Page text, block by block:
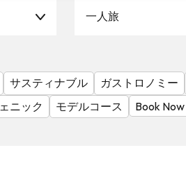
一人旅
サスティナブル ガストロノミー
ニック モデルコース Book Now